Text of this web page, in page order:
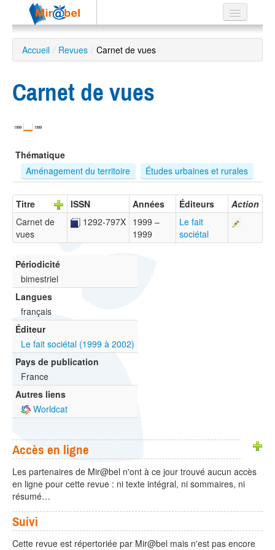
Le réseau
Soutien
Recherche
avancée
EN
ES
?
Accueil / Revues / Carnet de vues
Carnet de vues
1999 1999
Thématique
Aménagement du territoire
Études urbaines et rurales
Titre ISSN Années Éditeurs
Action
Carnet de
vues
1292-797X 1999 –
1999
Le fait
sociétal
Périodicité
bimestriel
Langues
français
Éditeur
Le fait sociétal (1999 à 2002)
Pays de publication
France
Autres liens
Worldcat
Accès en ligne
Les partenaires de Mir@bel n'ont à ce jour trouvé aucun accès
en ligne pour cette revue : ni texte intégral, ni sommaires, ni
résumé…
Suivi
Cette revue est répertoriée par Mir@bel mais n'est pas encore